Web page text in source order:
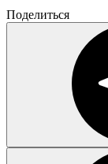
Поделиться